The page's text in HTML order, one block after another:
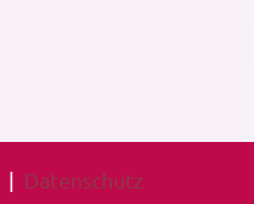
| Datenschutz